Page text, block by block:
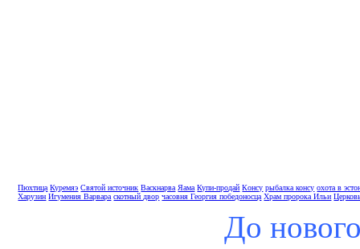
Пюхтица Куремяэ Святой источник Васкнарва Яама Купи-продай Консу рыбалка консу охота в
Харузин Игумения Варвара скотный двор часовня Георгия победоносца Храм пророка Ильи
До